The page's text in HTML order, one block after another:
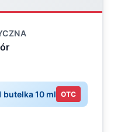
butelka 10 ml OTC